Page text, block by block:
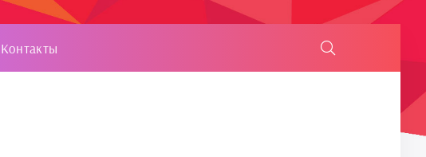
Контакты